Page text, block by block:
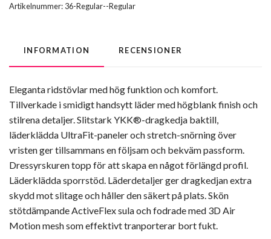
Artikelnummer: 36-Regular--Regular
INFORMATION RECENSIONER
Eleganta ridstövlar med hög funktion och komfort.
Tillverkade i smidigt handsytt läder med högblank finish och
stilrena detaljer. Slitstark YKK®-dragkedja baktill,
läderklädda UltraFit-paneler och stretch-snörning över
vristen ger tillsammans en följsam och bekväm passform.
Dressyrskuren topp för att skapa en något förlängd profil.
Läderklädda sporrstöd. Läderdetaljer ger dragkedjan extra
skydd mot slitage och håller den säkert på plats. Skön
stötdämpande ActiveFlex sula och fodrade med 3D Air
Motion mesh som effektivt tranporterar bort fukt.